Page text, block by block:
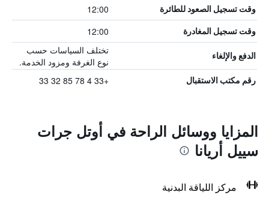
وقت تسجيل الصعود للطائرة 12:00
وقت تسجيل المغادرة 12:00
الدفع والإلغاء
تختلف السياسات حسب
نوع الغرفة ومزود الخدمة.
رقم مكتب الاستقبال +33 4 78 85 32 33
المزايا ووسائل الراحة في أوتل جرات
سييل أريانا
مركز اللياقة البدنية